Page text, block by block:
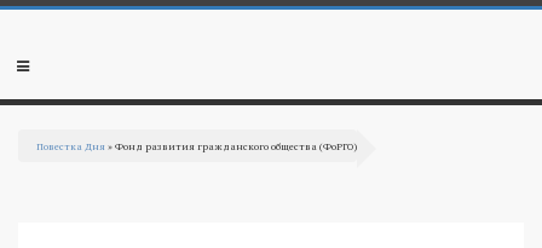
Перейти к основному содержанию
Мобильное
Повестка Дня » Фонд развития гражданского общества (ФоРГО)